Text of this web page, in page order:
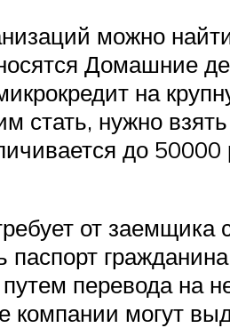
можно
Домашние
на
нужно
до
от заемщика
перевода на
компании могут